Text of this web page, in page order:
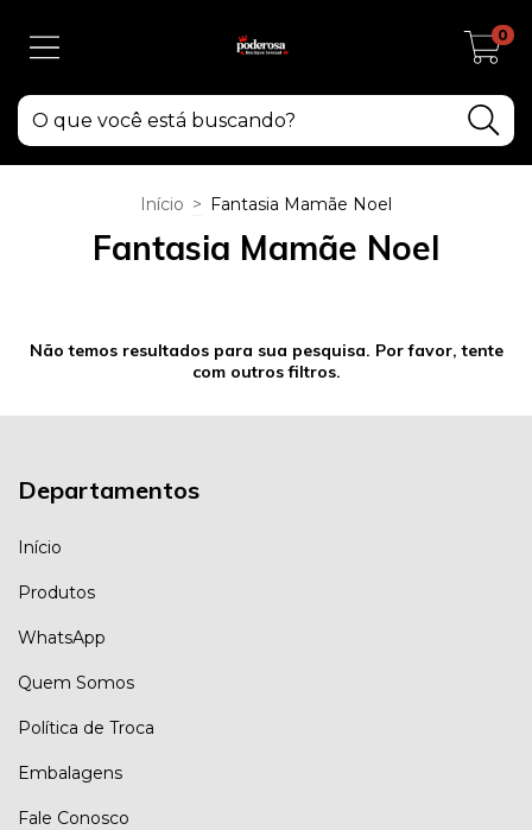
0
Início > Fantasia Mamãe Noel
Fantasia Mamãe Noel
Não temos resultados para sua pesquisa. Por favor, tente
com outros filtros.
Departamentos
Início
Produtos
WhatsApp
Quem Somos
Política de Troca
Embalagens
Fale Conosco